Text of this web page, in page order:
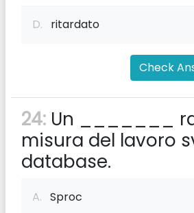
D. ritardato
Check
24: Un _______
misura del lavoro
database.
A. Sproc